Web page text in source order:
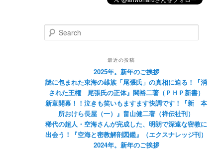
Search
最近の投稿
2025年。新年のご挨拶
謎に包まれた東海の雄族「尾張氏」の真相に迫る！『消
された王権 尾張氏の正体』関裕二著（ＰＨＰ新書）
新章開幕！！泣きも笑いもますます快調です！『新 本
所おけら長屋（一）』畠山健二著（祥伝社刊）
稀代の超人・空海さんが完成した、明朗で深遠な密教に
出会う！『空海と密教解剖図鑑』（エクスナレッジ刊）
2024年。新年のご挨拶